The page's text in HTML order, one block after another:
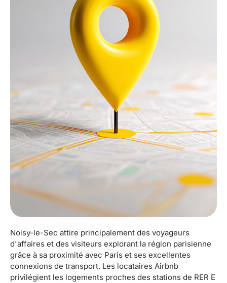
Noisy-le-Sec attire principalement des voyageurs
d'affaires et des visiteurs explorant la région parisienne
grâce à sa proximité avec Paris et ses excellentes
connexions de transport. Les locataires Airbnb
privilégient les logements proches des stations de RER E